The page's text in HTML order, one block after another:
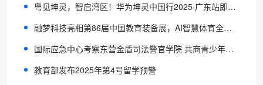
粤见坤灵，智启湾区！华为坤灵中国行2025·广东站即将启幕
融梦科技亮相第86届中国教育装备展，AI智慧体育全场景解决方案惊艳青岛
国际应急中心考察东营金盾司法警官学院 共商青少年国防教育合作新篇章
教育部发布2025年第4号留学预警